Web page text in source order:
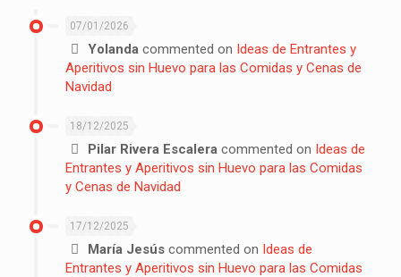
07/01/2026
Yolanda commented on Ideas de Entrantes y
Aperitivos sin Huevo para las Comidas y Cenas de
Navidad
18/12/2025
Pilar Rivera Escalera commented on Ideas de
Entrantes y Aperitivos sin Huevo para las Comidas
y Cenas de Navidad
17/12/2025
María Jesús commented on Ideas de
Entrantes y Aperitivos sin Huevo para las Comidas